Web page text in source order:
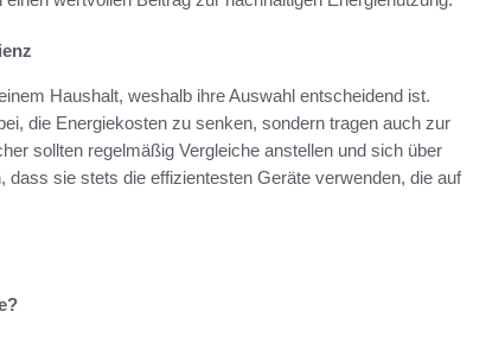
Haushalt, weshalb ihre Auswahl entscheidend ist.
die Energiekosten zu senken, sondern tragen auch zur
sollten regelmäßig Vergleiche anstellen und sich über
sie stets die effizientesten Geräte verwenden, die auf